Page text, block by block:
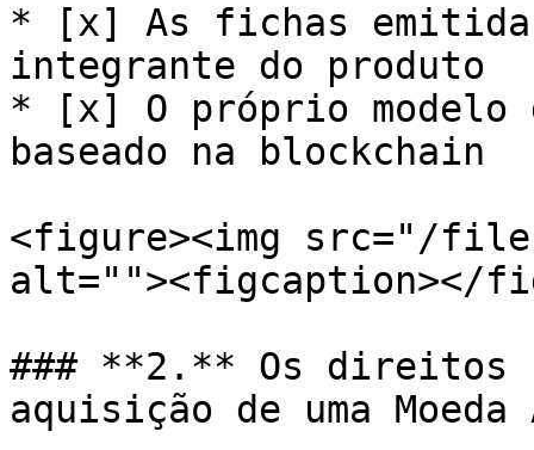
* [x] As fichas
integrante do produto
* [x] O próprio modelo
baseado na blockchain
<figure><img src="/
alt=""><figcaption></
### **2.** Os direitos
aquisição de uma Moeda